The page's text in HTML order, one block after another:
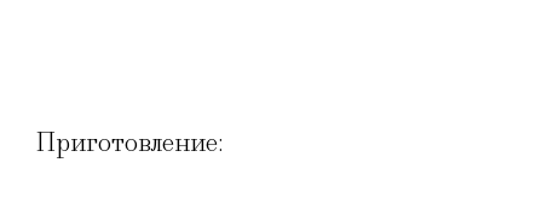
Приготовление: